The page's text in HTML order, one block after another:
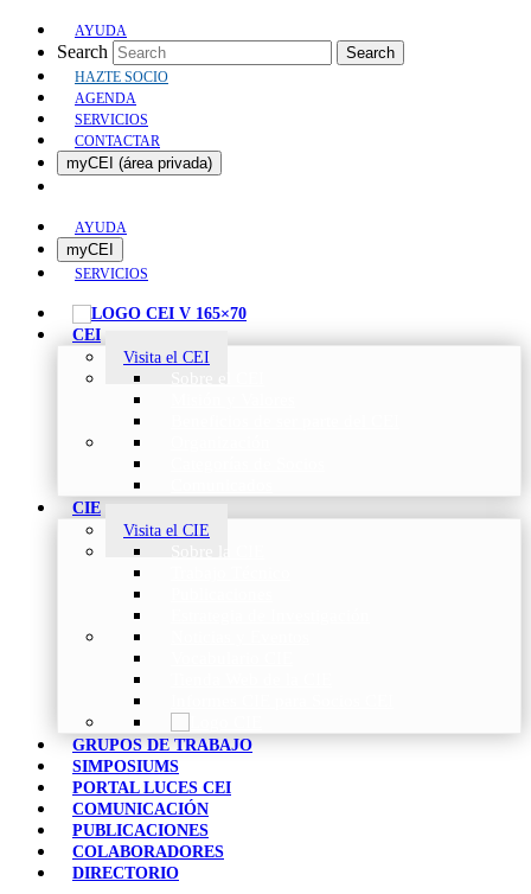
AYUDA
Search Search
HAZTE SOCIO
AGENDA
SERVICIOS
CONTACTAR
myCEI (área privada)
AYUDA
myCEI
SERVICIOS
CEI
Visita el CEI
CIE
Visita el CIE
GRUPOS DE TRABAJO
SIMPOSIUMS
PORTAL LUCES CEI
COMUNICACIÓN
PUBLICACIONES
COLABORADORES
DIRECTORIO